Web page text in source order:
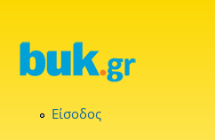
Είσοδος